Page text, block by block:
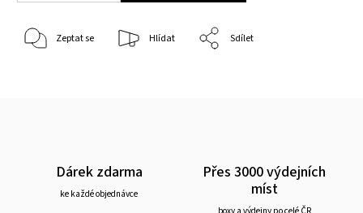
Zeptat se Hlídat Sdílet
Dárek zdarma
ke každé objednávce
Přes 3000 výdejních
míst
boxy a výdejny po celé ČR